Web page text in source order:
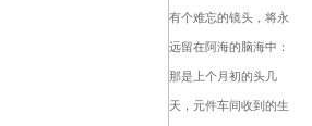
有个难忘的镜头，将永
远留在阿海的脑海中：
那是上个月初的头几
天，元件车间收到的生